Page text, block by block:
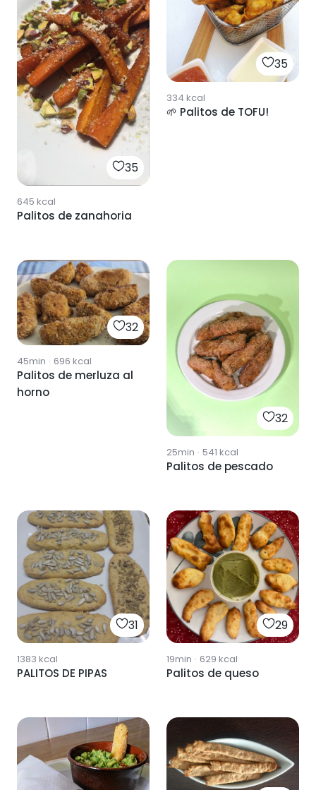
35
645 kcal
Palitos de zanahoria
35
334 kcal
🌱 Palitos de TOFU!
32
45min · 696 kcal
Palitos de merluza al
horno
32
25min · 541 kcal
Palitos de pescado
31
1383 kcal
PALITOS DE PIPAS
29
19min · 629 kcal
Palitos de queso